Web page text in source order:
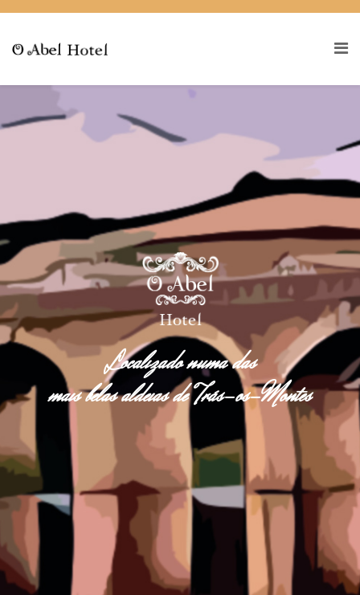
Localizado numa das
mais belas aldeias de Trás-os-Montes